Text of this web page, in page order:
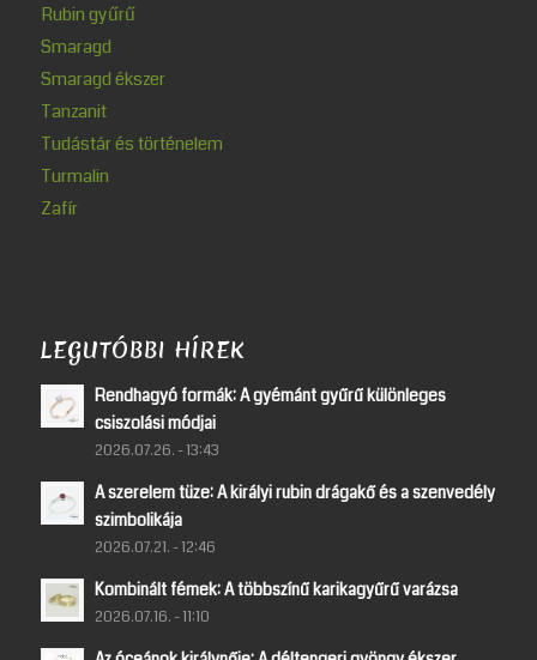
Rubin gyűrű
Smaragd
Smaragd ékszer
Tanzanit
Tudástár és történelem
Turmalin
Zafír
LEGUTÓBBI HÍREK
Rendhagyó formák: A gyémánt gyűrű különleges
csiszolási módjai
2026.07.26. - 13:43
A szerelem tüze: A királyi rubin drágakő és a szenvedély
szimbolikája
2026.07.21. - 12:46
Kombinált fémek: A többszínű karikagyűrű varázsa
2026.07.16. - 11:10